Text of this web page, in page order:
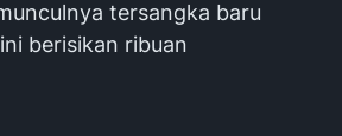
tersangka baru
berisikan ribuan